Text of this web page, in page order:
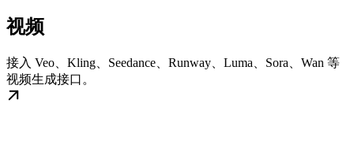
视频
接入 Veo、Kling、Seedance、Runway、Luma、Sora、Wan 等
视频生成接口。